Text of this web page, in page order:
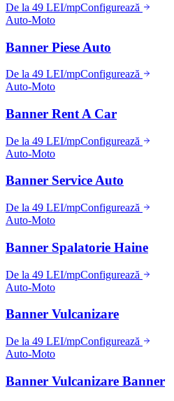
De la 49 LEI/mpConfigurează
Auto-Moto
Banner Piese Auto
De la 49 LEI/mpConfigurează
Auto-Moto
Banner Rent A Car
De la 49 LEI/mpConfigurează
Auto-Moto
Banner Service Auto
De la 49 LEI/mpConfigurează
Auto-Moto
Banner Spalatorie Haine
De la 49 LEI/mpConfigurează
Auto-Moto
Banner Vulcanizare
De la 49 LEI/mpConfigurează
Auto-Moto
Banner Vulcanizare Banner